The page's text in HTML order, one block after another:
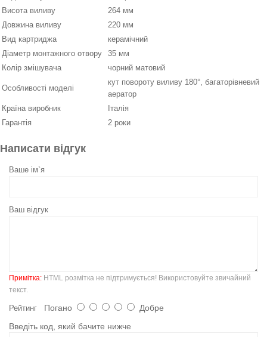
Висота виливу
264 мм
Довжина виливу
220 мм
Вид картриджа
керамічний
Діаметр монтажного отвору
35 мм
Колір змішувача
чорний матовий
Особливості моделі
кут повороту виливу 180°, багаторівневий
аератор
Країна виробник
Італія
Гарантія
2 роки
Написати відгук
Ваше ім`я
Ваш відгук
Примітка: HTML розмітка не підтримується! Використовуйте звичайний
текст.
Рейтинг Погано
Добре
Введіть код, який бачите нижче